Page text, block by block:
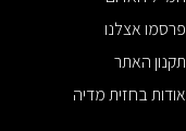
פרסמו אצלנו
תקנון האתר
אודות בחזית מדיה